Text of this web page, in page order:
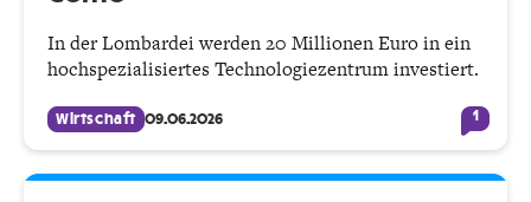
In der Lombardei werden 20 Millionen Euro in ein
hochspezialisiertes Technologiezentrum investiert.
Wirtschaft 09.06.2026 1